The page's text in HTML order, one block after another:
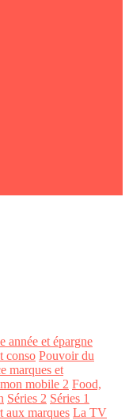
année et épargne
conso Pouvoir du
marques et
mobile 2 Food,
Séries 2 Séries 1
aux marques La TV